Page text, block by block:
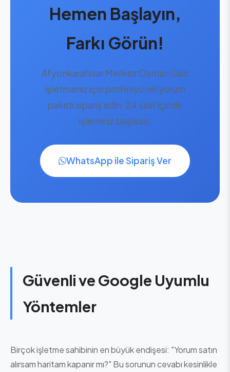
Hemen Başlayın,
Farkı Görün!
Afyonkarahisar Merkez Osman Gazi
işletmeniz için profesyonel yorum
paketi sipariş edin, 24 saat içinde
işleminiz başlasın.
WhatsApp ile Sipariş Ver
Güvenli ve Google Uyumlu
Yöntemler
Birçok işletme sahibinin en büyük endişesi: "Yorum satın
alırsam haritam kapanır mı?" Bu sorunun cevabı kesinlikle